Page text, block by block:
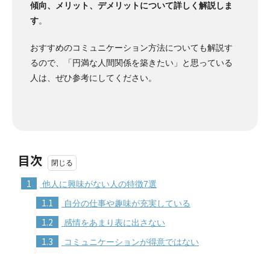
傾向、メリット、デメリットについて詳しく解説しま
す。
おすすめのコミュニケーション方法についても解説す
るので、「円満な人間関係を築きたい」と思っている
人は、ぜひ参考にしてください。
目次
1 他人に興味がない人の特徴7選
1.1 自分の仕事や趣味が充実している
1.2 感情をあまり表に出さない
1.3 コミュニケーションが得意ではない